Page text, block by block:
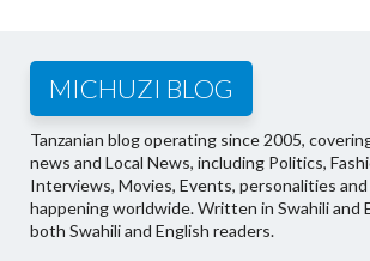
MICHUZI BLOG
Tanzanian blog operating since 2005,
news and Local News, including Politics,
Interviews, Movies, Events, personalities
happening worldwide. Written in Swahili and
both Swahili and English readers.